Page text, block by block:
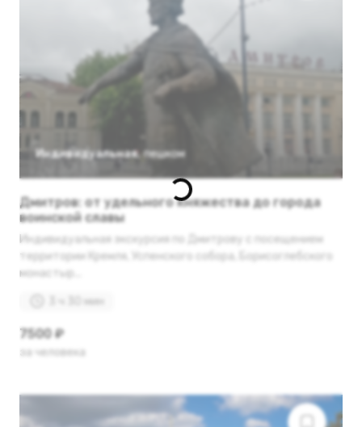
Индивидуальная, пешком
Дмитров: от удельного княжества до города
воинской славы
Индивидуальная экскурсия по Дмитрову с посещением
территории Кремля, Успенского собора, Борисоглебского
монастыр...
3 ч 30 мин
7500 ₽
за человека